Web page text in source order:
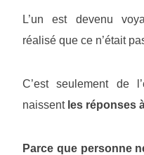
L’un est devenu
réalisé que ce n’était
C’est seulement de
naissent les réponses
Parce que personne